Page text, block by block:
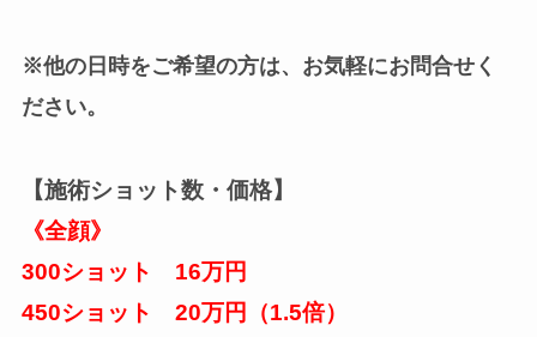
※他の日時をご希望の方は、お気軽にお問合せく
ださい。
【施術ショット数・価格】
《全顔》
300ショット 16万円
450ショット 20万円（1.5倍）